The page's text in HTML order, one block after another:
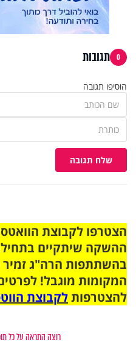
0 תגובות
הוסיפו תגובה
שלח תגובה
ההשקה שיתקיים
בהשתתפות הרה"ג
המקומות מוגבל!
להצטרפותלקבוצת
רוצה התראה על כל